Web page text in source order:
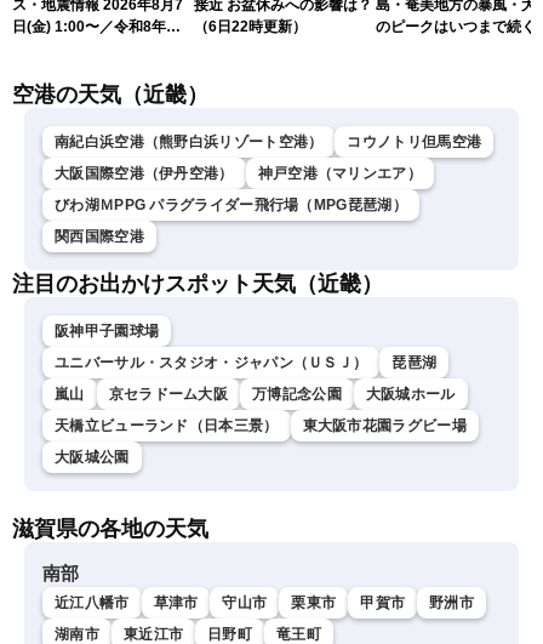
ス・地震情報 2026年8月7
日(金) 1:00〜／令和8年熊
スLiVE〉
接近 お盆休みへの影響は？
（6日22時更新）
島・奄美地方の暴風・大
のピークはいつまで続く
空港の天気（近畿）
南紀白浜空港（熊野白浜リゾート空港）
コウノトリ但馬空港
大阪国際空港（伊丹空港）
神戸空港（マリンエア）
びわ湖ＭPPG パラグライダー飛行場（MPG琵琶湖）
関西国際空港
注目のお出かけスポット天気（近畿）
阪神甲子園球場
ユニバーサル・スタジオ・ジャパン（ＵＳＪ）
琵琶湖
嵐山
京セラドーム大阪 万博記念公園
大阪城ホール
天橋立ビューランド（日本三景）
東大阪市花園ラグビー場
大阪城公園
滋賀県の各地の天気
南部
近江八幡市 草津市 守山市 栗東市 甲賀市
野洲市
湖南市
東近江市 日野町 竜王町